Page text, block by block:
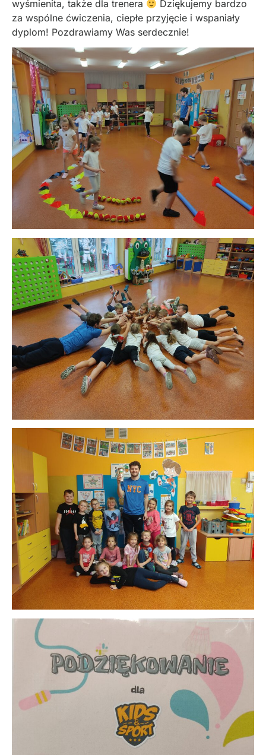
wyśmienita, także dla trenera
Dziękujemy bardzo
za wspólne ćwiczenia, ciepłe przyjęcie i wspaniały
dyplom! Pozdrawiamy Was serdecznie!